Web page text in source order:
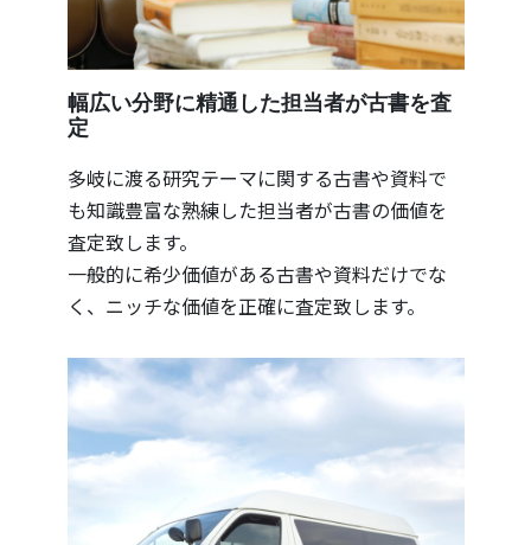
幅広い分野に精通した担当者が古書を査
定
多岐に渡る研究テーマに関する古書や資料で
も知識豊富な熟練した担当者が古書の価値を
査定致します。
一般的に希少価値がある古書や資料だけでな
く、ニッチな価値を正確に査定致します。